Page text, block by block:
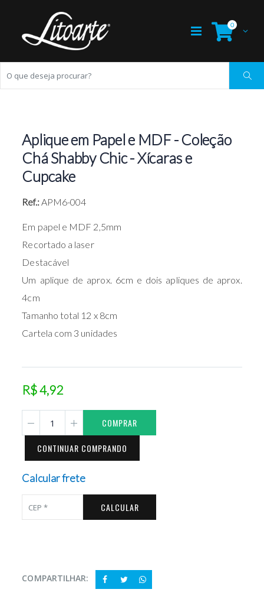
0
Aplique em Papel e MDF - Coleção
Chá Shabby Chic - Xícaras e
Cupcake
Ref.:APM6-004
Em papel e MDF 2,5mm
Recortado a laser
Destacável
Um aplique de aprox. 6cm e dois apliques de aprox.
4cm
Tamanho total 12 x 8cm
Cartela com 3 unidades
R$ 4,92
COMPRAR
CONTINUAR COMPRANDO
Calcular frete
CALCULAR
COMPARTILHAR: